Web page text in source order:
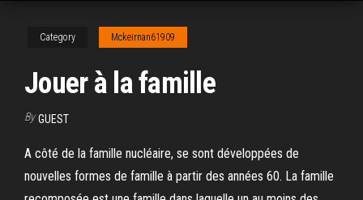
Category Mckeirnan61909
Jouer à la famille
By GUEST
A côté de la famille nucléaire, se sont développées de
nouvelles formes de famille à partir des années 60. La famille